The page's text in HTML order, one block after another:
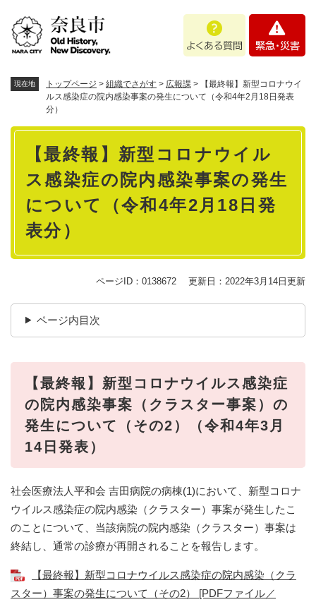
あ
問
・
現在地 トップページ > 組織でさがす > 広報課 >
【最終報】新型コロナウイ
ルス感染症の院内感染事案の発生について（令和4年2月18日発表
分）
本
【最終報】新型コロナウイル
ス感染症の院内感染事案の発生
について（令和4年2月18日発
表分）
ページID：0138672 更新日：2022年3月14日更新
ページ内目次
【最終報】新型コロナウイルス感染症
の院内感染事案（クラスター事案）の
発生について（その2）（令和4年3月
14日発表）
社会医療法人平和会 吉田病院の病棟(1)において、新型コロナ
ウイルス感染症の院内感染（クラスター）事案が発生したこ
のことについて、当該病院の院内感染（クラスター）事案は
終結し、通常の診療が再開されることを報告します。
【最終報】新型コロナウイルス感染症の院内感染（クラ
スター）事案の発生について（その2） [PDFファイル／